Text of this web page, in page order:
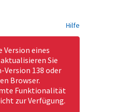
Hilfe
eines
Sie
138 oder
Browser.
Funktionalität
zur Verfügung.